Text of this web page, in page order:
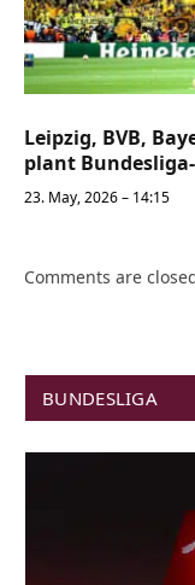
Leipzig, BVB,
plant
23. May, 2026 – 14:15
Comments are
BUNDESLIGA